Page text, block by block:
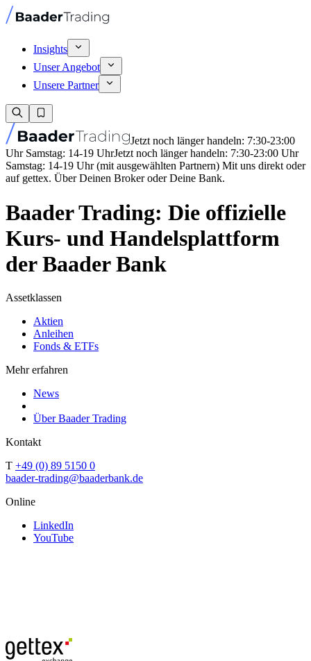
Insights
Unser Angebot
Unsere Partner
Jetzt noch länger handeln: 7:30-23:00
Uhr Samstag: 14-19 UhrJetzt noch länger handeln: 7:30-23:00 Uhr
Samstag: 14-19 Uhr (mit ausgewählten Partnern) Mit uns direkt oder
auf gettex. Über Deinen Broker oder Deine Bank.
Baader Trading: Die offizielle
Kurs- und Handelsplattform
der Baader Bank
Assetklassen
Aktien
Anleihen
Fonds & ETFs
Mehr erfahren
News
Über Baader Trading
Kontakt
T +49 (0) 89 5150 0
baader-trading@baaderbank.de
Online
LinkedIn
YouTube